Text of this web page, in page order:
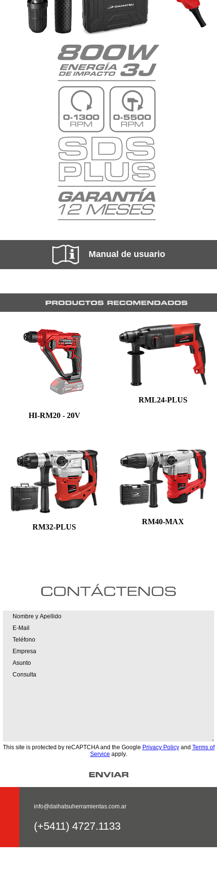
Anclaje
SDS PLUS
Peso neto
Accesorios
Empuñadura auxiliar
Si
Juego de carbones
Si
Manual de usuario
HI-RM20 - 20V
RML24-PLUS
RM32-PLUS
RM40-MAX
info@daihatsuherramientas.com.ar
(+5411) 4727.1133
This site is protected by reCAPTCHA and the Google Privacy Policyand Terms of
Service apply.